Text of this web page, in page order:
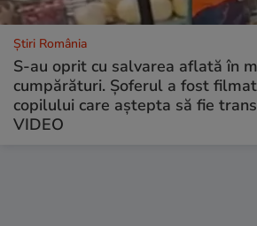
Știri România
S-au oprit cu salvarea aflată în
cumpărături. Șoferul a fost
copilului care aștepta să fie
VIDEO